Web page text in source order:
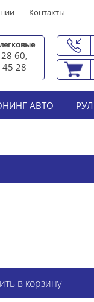
Контакты
60,
45 28
АВТО
в корзину